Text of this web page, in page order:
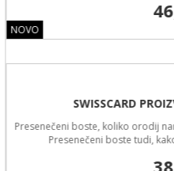
NOVO
SWISSCARD
Presenečeni boste, koliko orodij
Presenečeni boste tudi,